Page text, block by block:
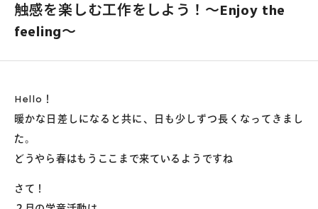
触感を楽しむ工作をしよう！～Enjoy the
feeling～
Hello！
暖かな日差しになると共に、日も少しずつ長くなってきまし
た。
どうやら春はもうここまで来ているようですね
さて！